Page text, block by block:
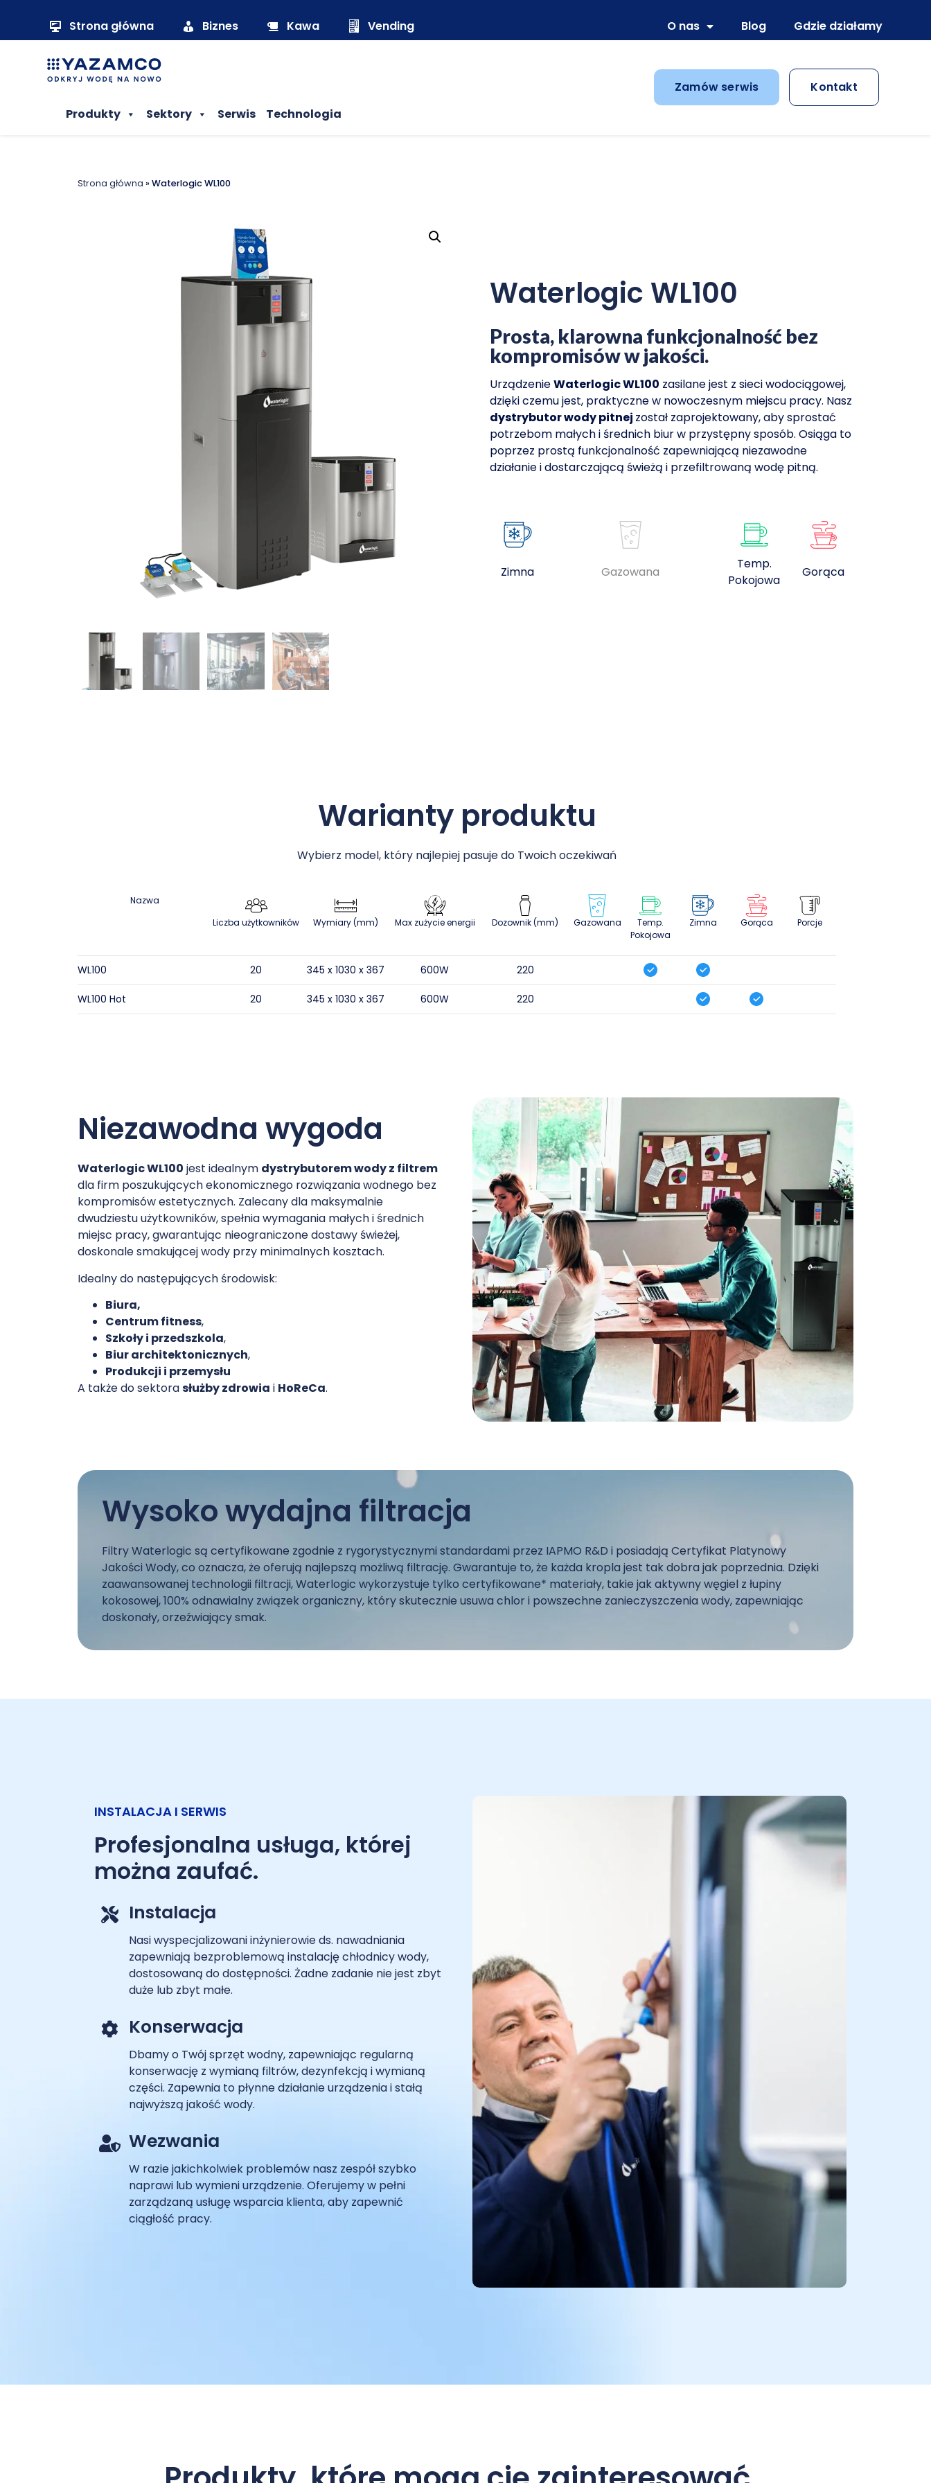
Strona główna Biznes Kawa Vending O nas Blog Gdzie działamy
Produkty Sektory Serwis Technologia
Zamów serwis Kontakt
Strona główna » Waterlogic WL100
Waterlogic WL100
Prosta, klarowna funkcjonalność bez
kompromisów w jakości.
UrządzenieWaterlogic WL100 zasilane jest z sieci wodociągowej,
dzięki czemu jest, praktyczne w nowoczesnym miejscu pracy. Nasz
dystrybutor wody pitnej został zaprojektowany, aby sprostać
potrzebom małych i średnich biur w przystępny sposób. Osiąga to
poprzez prostą funkcjonalność zapewniającą niezawodne
działanie i dostarczającą świeżą i przefiltrowaną wodę pitną.
Zimna Gazowana
Temp.
Pokojowa
Gorąca
Warianty produktu
Wybierz model, który najlepiej pasuje do Twoich oczekiwań
Nazwa
Liczba użytkowników
Wymiary (mm) Max zużycie energii Dozownik (mm) Gazowana
Temp.
Pokojowa
Zimna Gorąca Porcje
WL100 20 345 x 1030 x 367 600 220
WL100 Hot 20 345 x 1030 x 367 600 220
Niezawodna wygoda
Waterlogic WL100 jest idealnym dystrybutorem wody z filtrem
dla firm poszukujących ekonomicznego rozwiązania wodnego bez
kompromisów estetycznych. Zalecany dla maksymalnie
dwudziestu użytkowników, spełnia wymagania małych i średnich
miejsc pracy, gwarantując nieograniczone dostawy świeżej,
doskonale smakującej wody przy minimalnych kosztach.
Idealny do następujących środowisk:
Biura,
Centrum fitness,
Szkoły i przedszkola,
Biur architektonicznych,
Produkcji i przemysłu
A także do sektorasłużby zdrowia i HoReCa.
Wysoko wydajna filtracja
Filtry Waterlogic są certyfikowane zgodnie z rygorystycznymi standardami przez IAPMO R&D i posiadają Certyfikat Platynowy
Jakości Wody, co oznacza, że oferują najlepszą możliwą filtrację. Gwarantuje to, że każda kropla jest tak dobra jak poprzednia. Dzięki
zaawansowanej technologii filtracji, Waterlogic wykorzystuje tylko certyfikowane* materiały, takie jak aktywny węgiel z łupiny
kokosowej, 100% odnawialny związek organiczny, który skutecznie usuwa chlor i powszechne zanieczyszczenia wody, zapewniając
doskonały, orzeźwiający smak.
INSTALACJA I SERWIS
Profesjonalna usługa, której
można zaufać.
Instalacja
Nasi wyspecjalizowani inżynierowie ds. nawadniania
zapewniają bezproblemową instalację chłodnicy wody,
dostosowaną do dostępności. Żadne zadanie nie jest zbyt
duże lub zbyt małe.
Konserwacja
Dbamy o Twój sprzęt wodny, zapewniając regularną
konserwację z wymianą filtrów, dezynfekcją i wymianą
części. Zapewnia to płynne działanie urządzenia i stałą
najwyższą jakość wody.
Wezwania
W razie jakichkolwiek problemów nasz zespół szybko
naprawi lub wymieni urządzenie. Oferujemy w pełni
zarządzaną usługę wsparcia klienta, aby zapewnić
ciągłość pracy.